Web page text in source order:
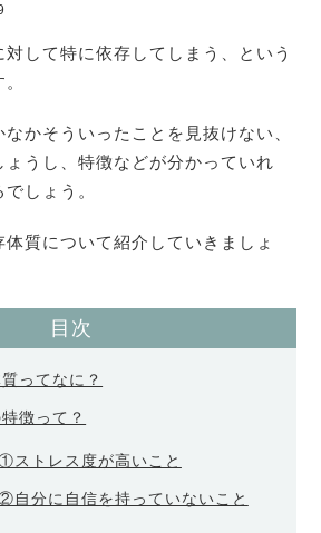
して特に依存してしまう、という
かそういったことを見抜けない、
ょうし、特徴などが分かっていれ
しょう。
質について紹介していきましょ
目次
ってなに？
徴って？
ストレス度が高いこと
自分に自信を持っていないこと